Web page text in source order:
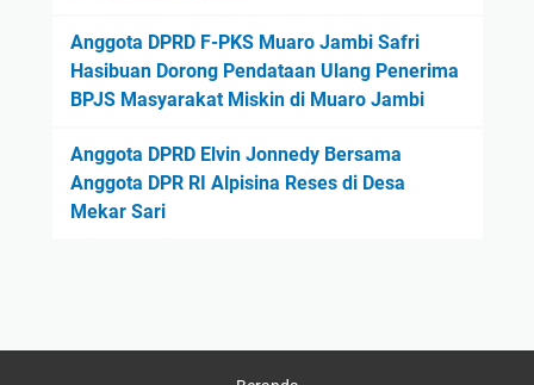
Anggota DPRD F-PKS Muaro Jambi Safri
Hasibuan Dorong Pendataan Ulang Penerima
BPJS Masyarakat Miskin di Muaro Jambi
Anggota DPRD Elvin Jonnedy Bersama
Anggota DPR RI Alpisina Reses di Desa
Mekar Sari